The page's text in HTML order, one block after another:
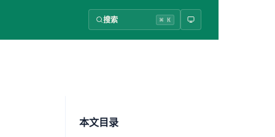
搜索 ⌘ K
本文目录